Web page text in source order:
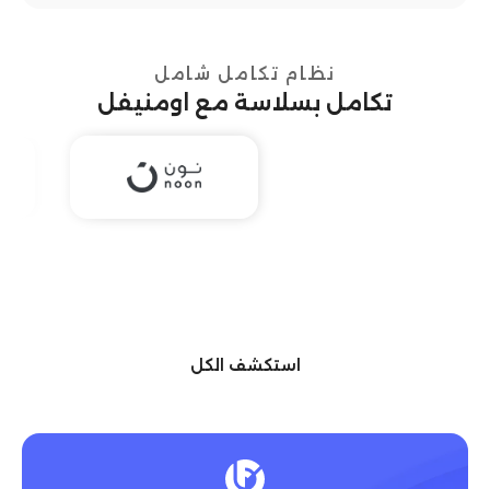
نظام تكامل شامل
تكامل بسلاسة مع اومنيفل
استكشف الكل